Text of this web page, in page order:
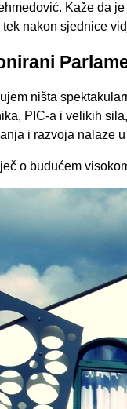
Kaže da
tek nakon sjednice
ništa
PIC-a i velikih
i razvoja nalaze
o budućem